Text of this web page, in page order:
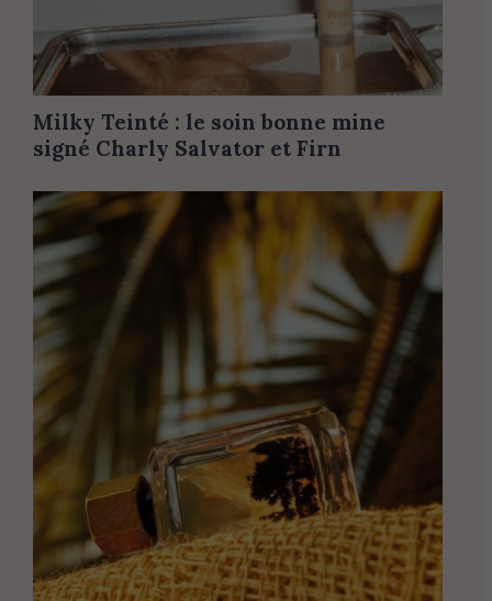
Milky Teinté : le soin bonne mine
signé Charly Salvator et Firn